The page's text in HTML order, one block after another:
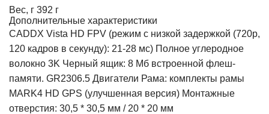
Вес, г 392 г
Дополнительные характеристики
CADDX Vista HD FPV (режим с низкой задержкой (720p,
120 кадров в секунду): 21-28 мс) Полное углеродное
волокно 3K Черный ящик: 8 Мб встроенной флеш-
памяти. GR2306.5 Двигатели Рама: комплекты рамы
MARK4 HD GPS (улучшенная версия) Монтажные
отверстия: 30,5 * 30,5 мм / 20 * 20 мм